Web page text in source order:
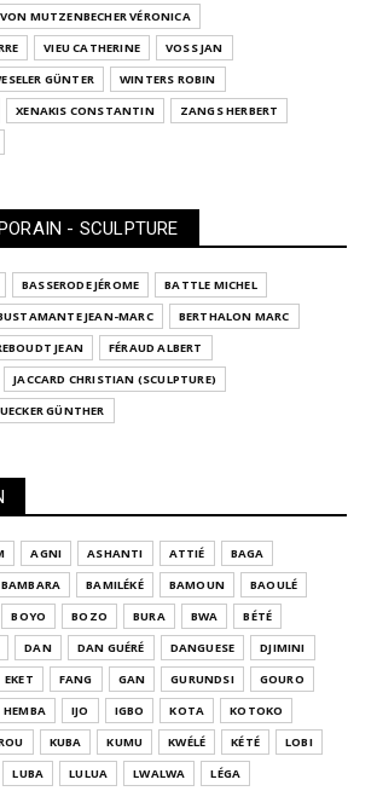
VON MUTZENBECHER VÉRONICA
VIEU CATHERINE
VOSS JAN
GÜNTER
WINTERS ROBIN
XENAKIS CONSTANTIN
ZANGS HERBERT
- SCULPTURE
BASSERODE JÉROME
BATTLE MICHEL
JEAN-MARC
BERTHALON MARC
JEAN
FÉRAUD ALBERT
JACCARD CHRISTIAN (SCULPTURE)
UECKER GÜNTHER
AGNI ASHANTI ATTIÉ
BAGA
BAMBARA BAMILÉKÉ BAMOUN
BAOULÉ
BOYO BOZO BURA BWA
BÉTÉ
DAN DAN GUÉRÉ DANGUESE
DJIMINI
EKET FANG GAN GURUNDSI
GOURO
HEMBA IJO IGBO KOTA
KOTOKO
KUBA KUMU KWÉLÉ KÉTÉ
LOBI
LUBA LULUA LWALWA
LÉGA